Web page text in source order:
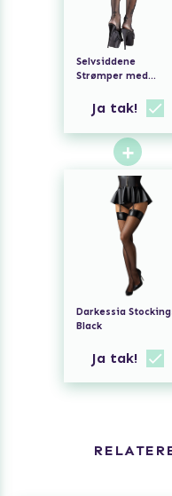
Selvsiddene
Strømper med
og Blondekant
Ja tak!
+
Darkessia
Black
Ja tak!